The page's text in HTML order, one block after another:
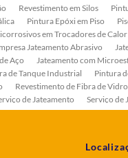
Revestimento em Silos
Pintura Epóxi em Piso
em Trocadores de Calor
Jateamento Abrasivo
Aço
Jateamento com
de Tanque Industrial
Pintura
Revestimento de Fibra de Vidro
de Jateamento
Serviço de
Industrial
Serviço de Pintura de